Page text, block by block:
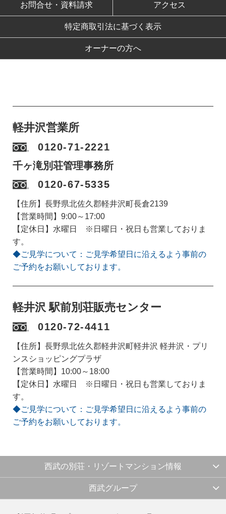
お問合せ・資料請求 アクセス
特定商取引法に基づく表示
オーナーの方へ
軽井沢営業所
0120-71-2221
千ヶ滝別荘管理事務所
0120-67-5335
【住所】長野県北佐久郡軽井沢町長倉2139
【営業時間】9:00～17:00
【定休日】水曜日 ※日曜日・祝日も営業しておりま
す。
◆ご見学について：ご見学希望日に沿えるよう事前の
ご予約をお願いしております。
軽井沢 駅前別荘販売センター
0120-72-4411
【住所】長野県北佐久郡軽井沢町軽井沢 軽井沢・プリ
ンスショッピングプラザ
【営業時間】10:00～18:00
【定休日】水曜日 ※日曜日・祝日も営業しておりま
す。
◆ご見学について：ご見学希望日に沿えるよう事前の
ご予約をお願いしております。
西武の別荘・リゾートマンション情報
西武グループ